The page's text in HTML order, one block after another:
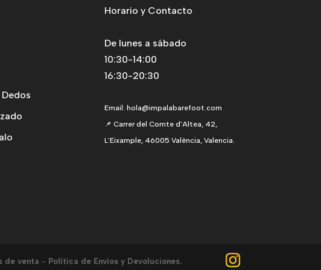
Horario y Contacto
De lunes a sábado
10:30-14:00
16:30-20:30
Email: hola@impalabarefoot.com
📌 Carrer del Comte d'Altea, 42,
L'Eixample, 46005 València, Valencia.
de venta - Política de Envíos y Devoluciones.